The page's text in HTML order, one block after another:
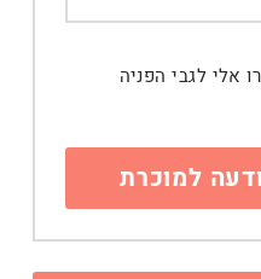
אלי לגבי הפניה